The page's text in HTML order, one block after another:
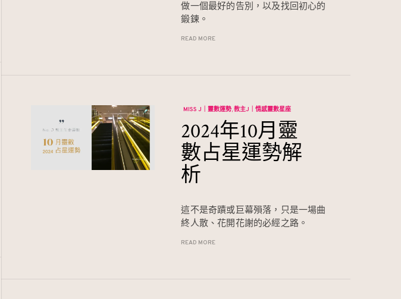
做一個最好的告別，以及找回初心的
鍛鍊。
READ MORE
MISS J｜靈數運勢 教主J｜情感靈數星座
2024年10月靈
數占星運勢解
析
這不是奇蹟或巨幕殞落，只是一場曲
終人散、花開花謝的必經之路。
READ MORE